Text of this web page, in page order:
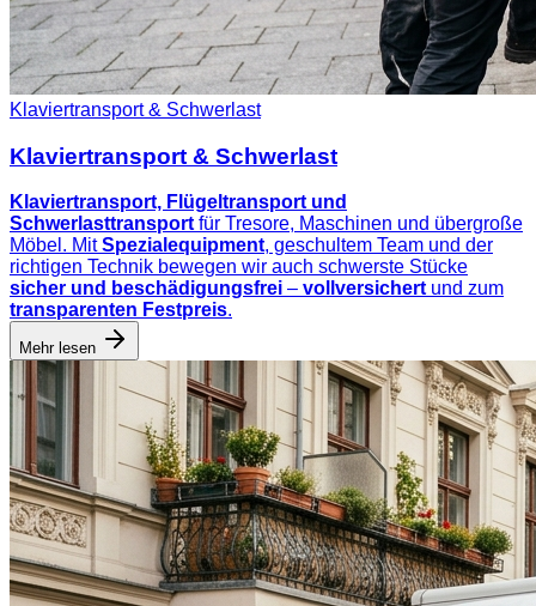
Klaviertransport & Schwerlast
Klaviertransport & Schwerlast
Klaviertransport, Flügeltransport und
Schwerlasttransport für Tresore, Maschinen und übergroße
Möbel. MitSpezialequipment, geschultem Team und der
richtigen Technik bewegen wir auch schwerste Stücke
sicher und beschädigungsfrei – vollversichert und zum
transparenten Festpreis.
Mehr lesen